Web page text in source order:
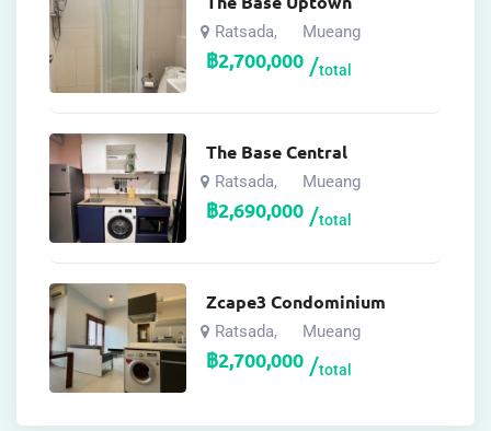
Ratsada, Mueang
฿2,700,000 total
The Base Central
Ratsada, Mueang
฿2,690,000 total
Zcape3 Condominium
Ratsada, Mueang
฿2,700,000 total